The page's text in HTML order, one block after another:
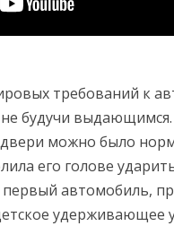
требований к
будучи
можно было
его голове
первый автомобиль,
удерживающее